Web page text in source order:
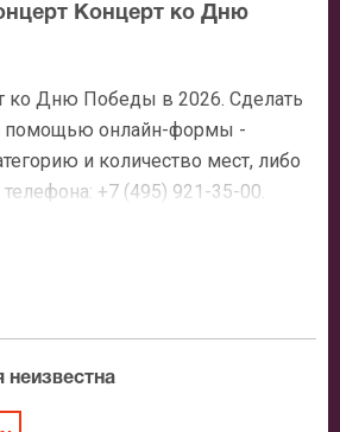
Концерт ко Дню
ко Дню Победы в 2026. Сделать
помощью онлайн-формы -
и количество мест, либо
+7 (495) 921-35-00.
с Вами свяжется
как заказать билет и утвердит
неизвестна